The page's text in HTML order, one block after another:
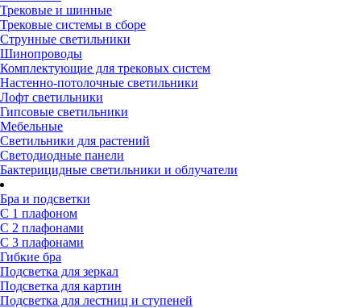
Трековые и шинные
Трековые системы в сборе
Струнные светильники
Шинопроводы
Комплектующие для трековых систем
Настенно-потолочные светильники
Лофт светильники
Гипсовые светильники
Мебельные
Светильники для растений
Светодиодные панели
Бактерицидные светильники и облучатели
Бра и подсветки
С 1 плафоном
С 2 плафонами
С 3 плафонами
Гибкие бра
Подсветка для зеркал
Подсветка для картин
Подсветка для лестниц и ступеней